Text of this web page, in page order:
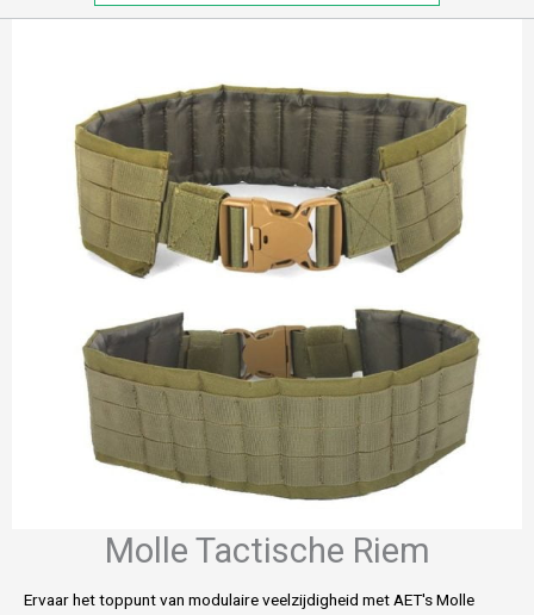
Molle Tactische Riem
Ervaar het toppunt van modulaire veelzijdigheid met AET's Molle